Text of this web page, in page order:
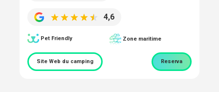
4,6
Pet Friendly Zone maritime
Site Web du camping Reserva